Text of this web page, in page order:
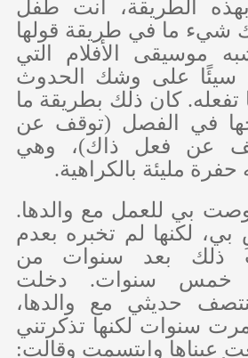
الطريقة، أنت طفل
شيء ما في طريقة قولها
موسيقى الأفلام التي
سيئًا على وشك الحدوث
كان ذلك بطريقة ما
في الفصل (توقف عن
عن فعل ذاك)، وهي
مليئة بالكراهية.
بي للعمل مع والدها.
بي، لكنها لم تخبره بعدم
ذلك بعد سنوات من
خمس سنوات. دخلت
حديثي مع والدها،
سنوات لكنها تذكرتني
عيناها وابتسمت وقالت: